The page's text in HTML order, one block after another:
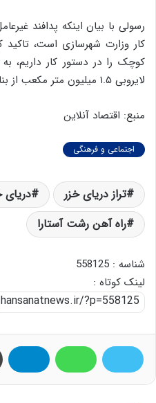
رسولی با بیان اینکه پدافند
کار وزارت شهرسازی است، تاکید
کوچک را در دستور کار داریم،
لایروبی ۱.۵ میلیون متر مکعب از بنادر کوچک جنوبی بوده است.
منبع: اقتصاد آنلاین
اجتماعی و فرهنگی
تراز دریای خزر
دریای
راه آهن رشت آستارا
شناسه : 558125
لینک کوتاه :